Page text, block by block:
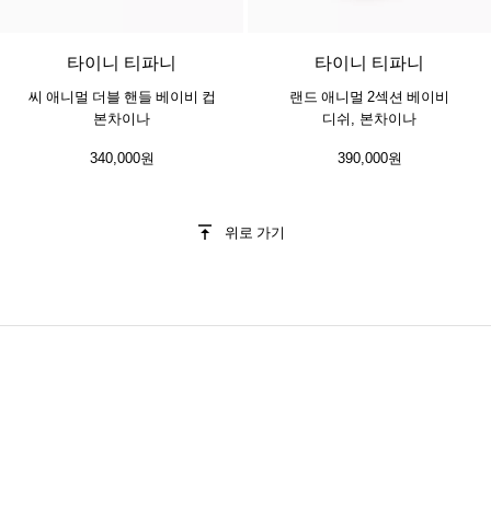
타이니 티파니
씨 애니멀 더블 핸들 베이비 컵
본차이나
340,000원
타이니 티파니
랜드 애니멀 2섹션 베이비
디쉬, 본차이나
390,000원
위로 가기